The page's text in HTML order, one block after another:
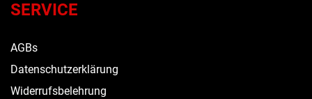
SERVICE
AGBs
Datenschutzerklärung
Widerrufsbelehrung